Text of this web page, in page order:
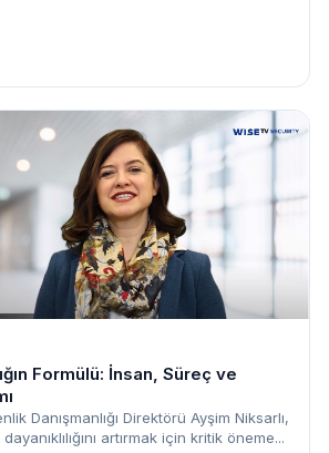
Formülü: İnsan, Süreç ve
Danışmanlığı Direktörü Ayşim Niksarlı,
artırmak için kritik öneme...